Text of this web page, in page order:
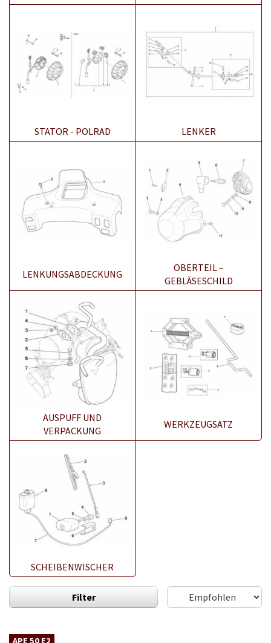
STATOR - POLRAD LENKER
LENKUNGSABDECKUNG
OBERTEIL –
GEBLÄSESCHILD
AUSPUFF UND
VERPACKUNG
WERKZEUGSATZ
SCHEIBENWISCHER
Filter
APE 50 E2